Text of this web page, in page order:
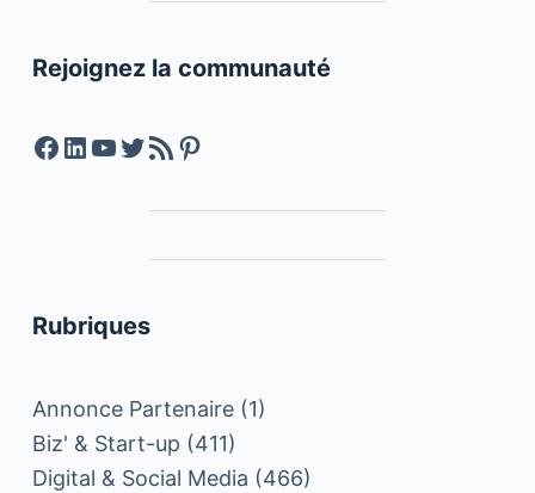
Rejoignez la communauté
Facebook
LinkedIn
YouTube
Twitter
Feed RSSPinterest
Rubriques
Annonce Partenaire(1)
Biz' & Start-up (411)
Digital & Social Media (466)